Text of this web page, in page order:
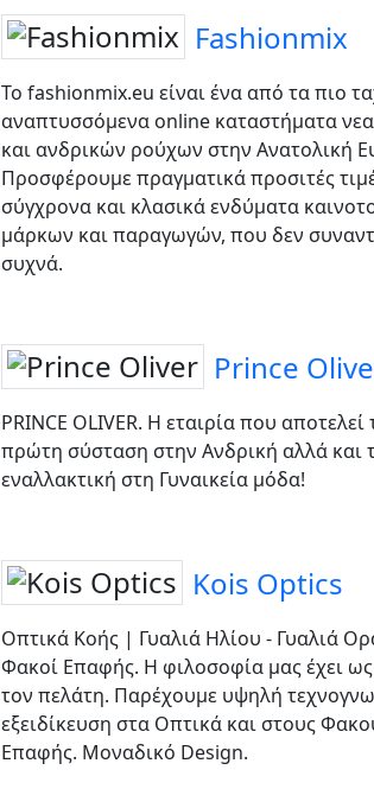
Fashionmix
Το fashionmix.eu είναι ένα από τα πιο
αναπτυσσόμενα online καταστήματα
και ανδρικών ρούχων στην Ανατολική
Προσφέρουμε πραγματικά προσιτές
σύγχρονα και κλασικά ενδύματα
μάρκων και παραγωγών, που δεν
συχνά.
Prince
PRINCE OLIVER. Η εταιρία που αποτελεί
πρώτη σύσταση στην Ανδρική αλλά και
εναλλακτική στη Γυναικεία μόδα!
Kois Optics
Οπτικά Κοής | Γυαλιά Ηλίου - Γυαλιά
Φακοί Επαφής. Η φιλοσοφία μας έχει
τον πελάτη. Παρέχουμε υψηλή
εξειδίκευση στα Οπτικά και στους
Επαφής. Μοναδικό Design.